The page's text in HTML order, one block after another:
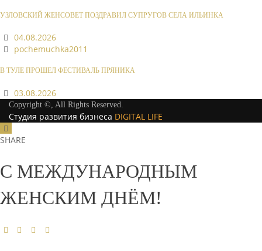
УЗЛОВСКИЙ ЖЕНСОВЕТ ПОЗДРАВИЛ СУПРУГОВ СЕЛА ИЛЬИНКА
04.08.2026
pochemuchka2011
В ТУЛЕ ПРОШЕЛ ФЕСТИВАЛЬ ПРЯНИКА
03.08.2026
Copyright ©, All Rights Reserved.
Студия развития бизнеса DIGITAL LIFE
SHARE
С МЕЖДУНАРОДНЫМ
ЖЕНСКИМ ДНЁМ!